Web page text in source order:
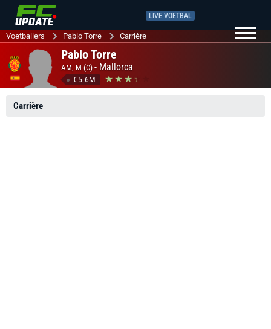
LIVE VOETBAL
Voetballers Pablo Torre Carrière
Pablo Torre
AM, M (C) - Mallorca
€5.6M
Carrière